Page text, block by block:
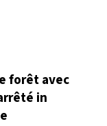
forêt avec
in